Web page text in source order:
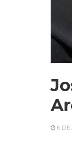
6 DE